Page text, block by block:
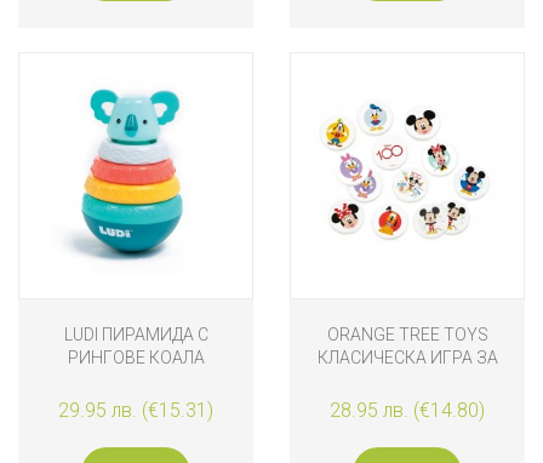
LUDI ПИРАМИДА С
РИНГОВЕ КОАЛА
29.95 лв. (€15.31)
ORANGE TREE TOYS
КЛАСИЧЕСКА ИГРА ЗА
ЛИМИТИРАНА СЕРИЯ
28.95 лв. (€14.80)